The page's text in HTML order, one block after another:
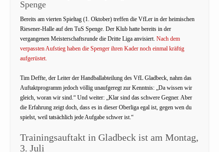
Spenge
Bereits am vierten Spieltag (1. Oktober) treffen die VfLer in der heimischen
Riesener-Halle auf den TuS Spenge. Der Klub hatte bereits in der
vergangenen Meisterschaftsrunde die Dritte Liga anvisiert. Nach dem
verpassten Aufstieg haben die Spenger ihren Kader noch einmal kräftig
aufgerüstet.
Tim Deffte, der Leiter der Handballabteilung des VfL Gladbeck, nahm das
Auftaktprogramm jedoch völlig unaufgeregt zur Kenntnis: „Da wissen wir
gleich, woran wir sind.“ Und weiter: „Klar sind das schwere Gegner. Aber
die Erfahrung zeigt doch, dass es in dieser Oberliga egal ist, gegen wen du
spielst, weil tatsächlich jede Aufgabe schwer ist.“
Trainingsauftakt in Gladbeck ist am Montag,
3. Juli